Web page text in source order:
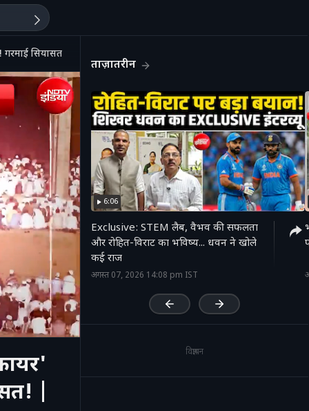
सियासत! | UP News
|
ताज़ातरीन
6:06
Exclusive: STEM लैब, वैभव की सफलता
और रोहित-विराट का भविष्य... धवन ने खोले
कई राज
अगस्त 07, 2026 14:08 pm IST
विज्ञापन